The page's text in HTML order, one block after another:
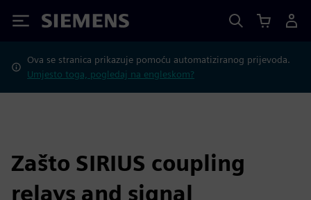
Siemens
Ova se stranica prikazuje pomoću automatiziranog prijevoda.
Umjesto toga, pogledaj na engleskom?
Zašto SIRIUS coupling
relays and signal